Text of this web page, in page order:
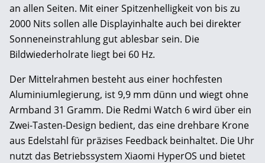
an allen Seiten. Mit einer Spitzenhelligkeit von bis zu
2000 Nits sollen alle Displayinhalte auch bei direkter
Sonneneinstrahlung gut ablesbar sein. Die
Bildwiederholrate liegt bei 60 Hz.
Der Mittelrahmen besteht aus einer hochfesten
Aluminiumlegierung, ist 9,9 mm dünn und wiegt ohne
Armband 31 Gramm. Die Redmi Watch 6 wird über ein
Zwei-Tasten-Design bedient, das eine drehbare Krone
aus Edelstahl für präzises Feedback beinhaltet. Die Uhr
nutzt das Betriebssystem Xiaomi HyperOS und bietet